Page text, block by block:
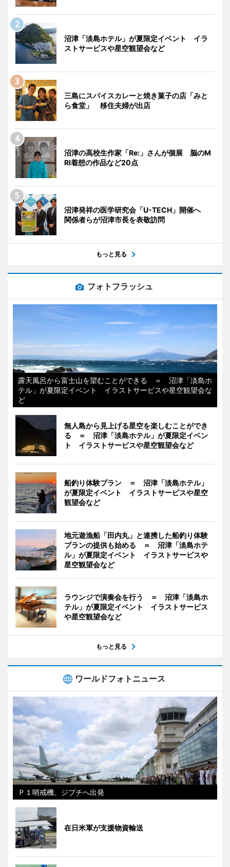
沼津「淡島ホテル」が夏限定イベント イラ
ストサービスや星空観望会など
三島にスパイスカレーと焼き菓子の店「みと
ら食堂」 移住夫婦が出店
沼津の高校生作家「Re:」さんが個展 脳のM
RI着想の作品など20点
沼津発祥の医学研究会「U-TECH」開催へ
関係者らが沼津市長を表敬訪問
もっと見る
フォトフラッシュ
露天風呂から富士山を望むことができる ＝ 沼津「淡島ホ
テル」が夏限定イベント イラストサービスや星空観望会な
ど
無人島から見上げる星空を楽しむことができ
る ＝ 沼津「淡島ホテル」が夏限定イベン
ト イラストサービスや星空観望会など
船釣り体験プラン ＝ 沼津「淡島ホテル」
が夏限定イベント イラストサービスや星空
観望会など
地元遊漁船「田内丸」と連携した船釣り体験
プランの提供も始める ＝ 沼津「淡島ホテ
ル」が夏限定イベント イラストサービスや
星空観望会など
ラウンジで演奏会を行う ＝ 沼津「淡島ホ
テル」が夏限定イベント イラストサービス
や星空観望会など
もっと見る
ワールドフォトニュース
Ｐ１哨戒機、ジブチへ出発
在日米軍が支援物資輸送